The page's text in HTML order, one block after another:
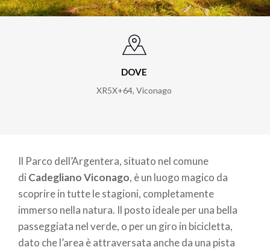
DOVE
XR5X+64, Viconago
Il Parco dell’Argentera, situato nel comune
di Cadegliano Viconago, è un luogo magico da
scoprire in tutte le stagioni, completamente
immerso nella natura. Il posto ideale per una bella
passeggiata nel verde, o per un giro in bicicletta,
dato che l’area è attraversata anche da una pista